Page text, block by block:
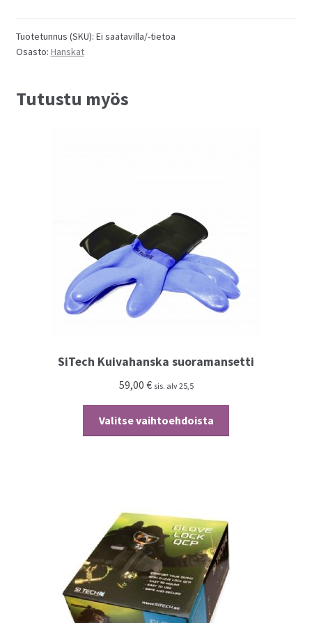
Tuotetunnus (SKU): Ei saatavilla/-tietoa
Osasto: Hanskat
Tutustu myös
SiTech Kuivahanska suoramansetti
59,00 € sis. alv 25,5
Valitse vaihtoehdoista
tuotteen
sivulla.